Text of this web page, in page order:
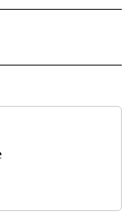
NOTIFICATIONS ABOUT